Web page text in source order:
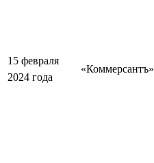
15 февраля
2024 года
«Коммерсантъ»